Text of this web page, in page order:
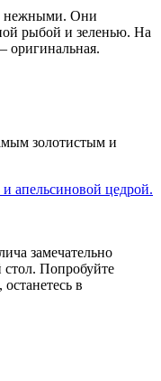
нежными. Они
рыбой и зеленью. На
золотистым и
апельсиновой цедрой.
замечательно
Попробуйте
в